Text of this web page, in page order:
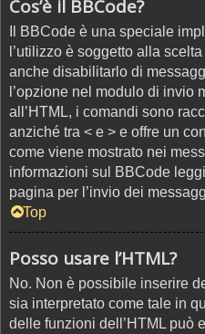
Cos’è il BBCode?
Il BBCode è una speciale
l’utilizzo è soggetto alla
anche disabilitarlo di
l’opzione nel modulo di invio
all’HTML, i comandi sono
anziché tra < e > e offre un
come viene mostrato nei
informazioni sul BBCode
pagina per l’invio dei
Top
Posso usare l’HTML?
No. Non è possibile inserire
sia interpretato come tale in
delle funzioni dell’HTML può